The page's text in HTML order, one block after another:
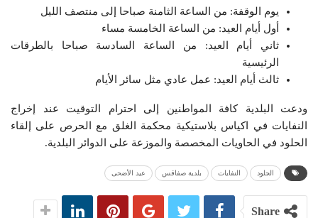
يوم الوقفة: من الساعة الثامنة صباحا إلى منتصف الليل
أول أيام العيد: من الساعة الخامسة مساء
ثاني أيام العيد: من الساعة السادسة صباحا بالطرقات
الرئيسية
ثالث أيام العيد: عمل عادي مثل سائر الأيام
ودعت البلدية كافة المواطنين إلى احترام التوقيت عند إخراج
النفايات في اكياس بلاستيكية محكمة الغلق مع الحرص على إلقاء
الحلود في الحاويات المخصصة والموزعة على الدوائر البلدية.
الجلود النفايات بلدية صفاقس عيد الأضحى
Share